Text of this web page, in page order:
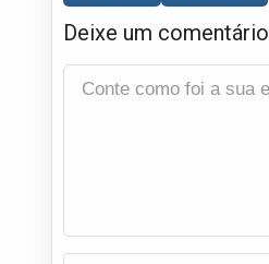
Deixe um comentário